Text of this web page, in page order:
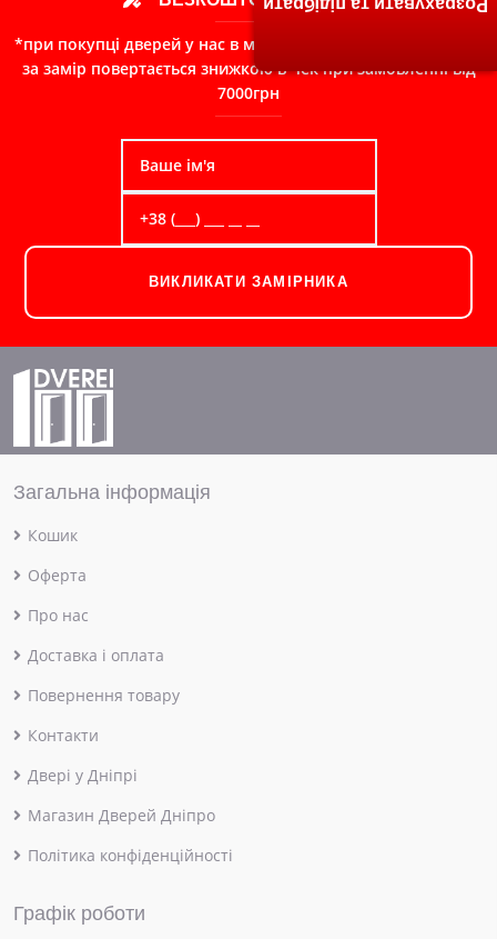
*при покупці дверей у нас в магазині, сума сплачена Вами
за замір повертається знижкою в чек при замовленні від
7000грн
ВИКЛИКАТИ ЗАМІРНИКА
Загальна інформація
Кошик
Оферта
Про нас
Доставка і оплата
Повернення товару
Контакти
Двері у Дніпрі
Магазин Дверей Дніпро
Політика конфіденційності
Графік роботи
Розрахувати та підібрати